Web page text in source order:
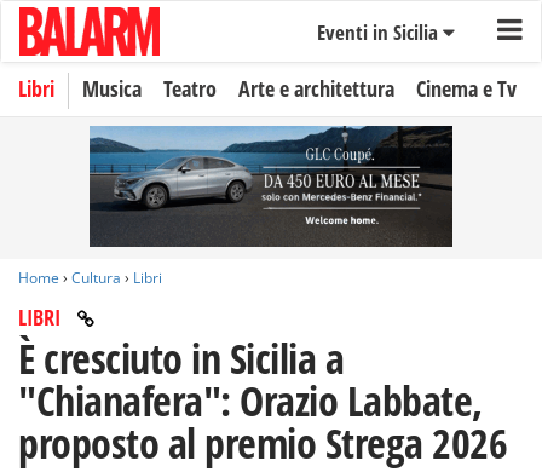
Eventi in Sicilia
Libri Musica Teatro Arte e architettura Cinema e Tv
Home › Cultura › Libri
LIBRI
È cresciuto in Sicilia a
"Chianafera": Orazio Labbate,
proposto al premio Strega 2026